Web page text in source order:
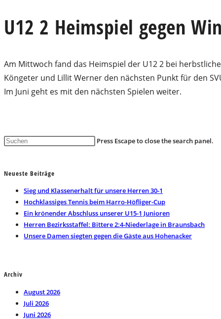
U12 2 Heimspiel gegen
Am Mittwoch fand das Heimspiel der U12 2 bei
Köngeter und Lillit Werner den nächsten Punkt für den
Im Juni geht es mit den nächsten Spielen weiter.
Press Escape to close the search panel.
Neueste Beiträge
Sieg und Klassenerhalt für unsere Herren 30-1
Hochklassiges Tennis beim Harro-Höfliger-Cup
Ein krönender Abschluss unserer U15-1 Junioren
Herren Bezirksstaffel: Bittere 2:4-Niederlage in Braunsbach
Unsere Damen siegten gegen die Gäste aus Hohenacker
Archiv
August 2026
Juli 2026
Juni 2026